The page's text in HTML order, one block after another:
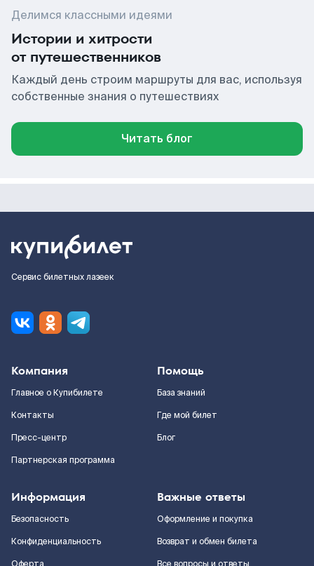
Делимся классными идеями
Истории и хитрости
от путешественников
Каждый день строим маршруты для вас, используя
собственные знания о путешествиях
Читать блог
Сервис билетных лазеек
Компания
Главное о Купибилете
Контакты
Пресс-центр
Партнерская программа
Помощь
База знаний
Где мой билет
Блог
Информация
Безопасность
Конфиденциальность
Важные ответы
Оформление и покупка
Возврат и обмен билета